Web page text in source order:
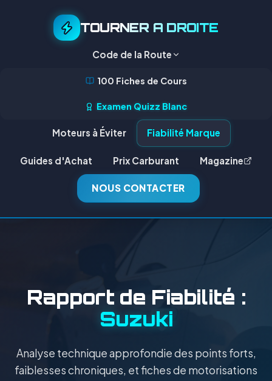
TOURNER A DROITE
Code de la Route
100 Fiches de Cours
Examen Quizz Blanc
Moteurs à Éviter Fiabilité Marque
Guides d'Achat Prix Carburant Magazine
NOUS CONTACTER
Rapport de Fiabilité :
Suzuki
Analyse technique approfondie des points forts,
faiblesses chroniques, et fiches de motorisations